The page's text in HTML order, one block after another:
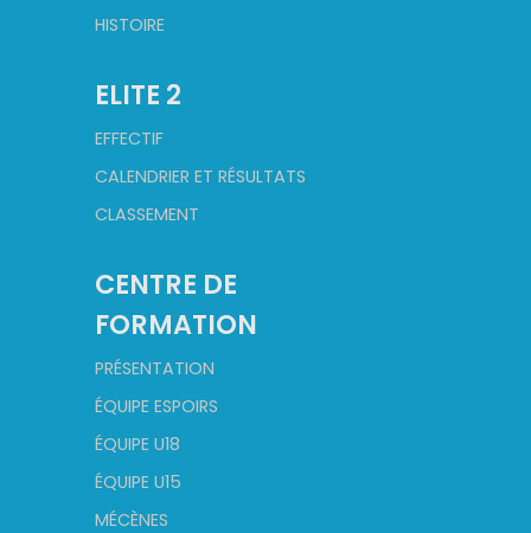
HISTOIRE
ELITE 2
EFFECTIF
CALENDRIER ET RÉSULTATS
CLASSEMENT
CENTRE DE
FORMATION
PRÉSENTATION
ÉQUIPE ESPOIRS
ÉQUIPE U18
ÉQUIPE U15
MÉCÈNES